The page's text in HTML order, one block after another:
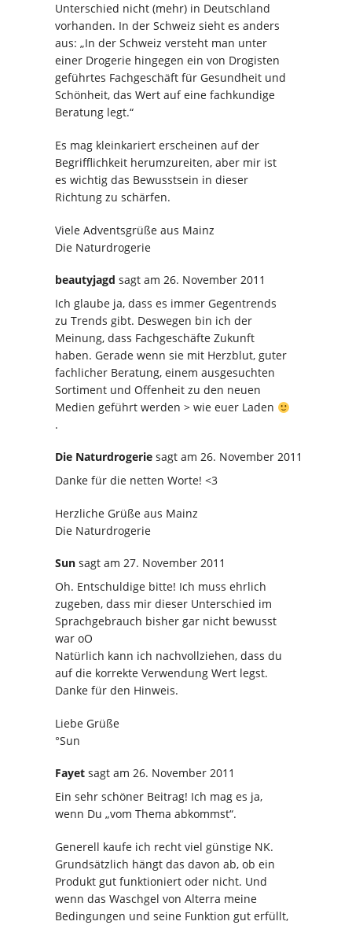
Unterschied nicht (mehr) in Deutschland
vorhanden. In der Schweiz sieht es anders
aus: „In der Schweiz versteht man unter
einer Drogerie hingegen ein von Drogisten
geführtes Fachgeschäft für Gesundheit und
Schönheit, das Wert auf eine fachkundige
Beratung legt.“
Es mag kleinkariert erscheinen auf der
Begrifflichkeit herumzureiten, aber mir ist
es wichtig das Bewusstsein in dieser
Richtung zu schärfen.
Viele Adventsgrüße aus Mainz
Die Naturdrogerie
beautyjagd sagt am 26. November 2011
Ich glaube ja, dass es immer Gegentrends
zu Trends gibt. Deswegen bin ich der
Meinung, dass Fachgeschäfte Zukunft
haben. Gerade wenn sie mit Herzblut, guter
fachlicher Beratung, einem ausgesuchten
Sortiment und Offenheit zu den neuen
Medien geführt werden > wie euer Laden
.
Die Naturdrogerie sagt am 26. November 2011
Danke für die netten Worte! <3
Herzliche Grüße aus Mainz
Die Naturdrogerie
Sun sagt am 27. November 2011
Oh. Entschuldige bitte! Ich muss ehrlich
zugeben, dass mir dieser Unterschied im
Sprachgebrauch bisher gar nicht bewusst
war oO
Natürlich kann ich nachvollziehen, dass du
auf die korrekte Verwendung Wert legst.
Danke für den Hinweis.
Liebe Grüße
°Sun
Fayet sagt am 26. November 2011
Ein sehr schöner Beitrag! Ich mag es ja,
wenn Du „vom Thema abkommst“.
Generell kaufe ich recht viel günstige NK.
Grundsätzlich hängt das davon ab, ob ein
Produkt gut funktioniert oder nicht. Und
wenn das Waschgel von Alterra meine
Bedingungen und seine Funktion gut erfüllt,